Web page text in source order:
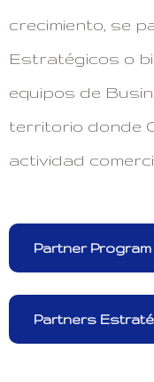
crecimiento, se
Estratégicos o
equipos de
territorio donde
actividad
Partner Program
Partners